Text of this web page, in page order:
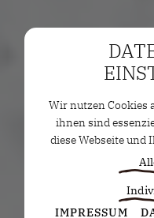
Wir nutzen Cookies
ihnen sind
diese Webseite und
Statistiken
IMPRESSUM